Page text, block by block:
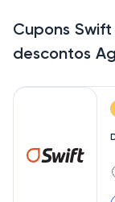
Cupons
descontos